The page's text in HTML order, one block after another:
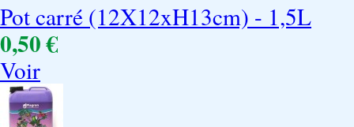
Pot carré (12X12xH13cm) - 1,5L
0,50 €
Voir